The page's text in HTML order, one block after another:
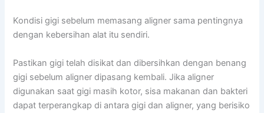
Kondisi gigi sebelum memasang aligner sama pentingnya
dengan kebersihan alat itu sendiri.
Pastikan gigi telah disikat dan dibersihkan dengan benang
gigi sebelum aligner dipasang kembali. Jika aligner
digunakan saat gigi masih kotor, sisa makanan dan bakteri
dapat terperangkap di antara gigi dan aligner, yang berisiko